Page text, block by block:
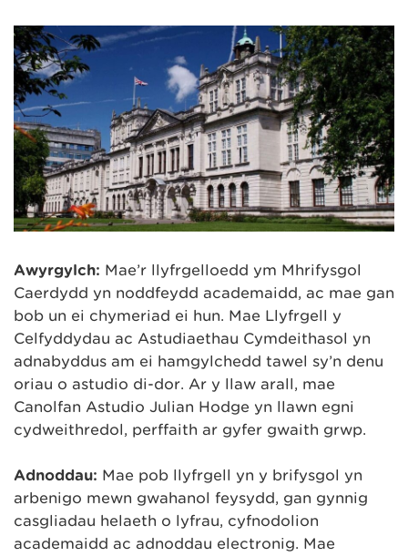
Awyrgylch: Mae’r llyfrgelloedd ym Mhrifysgol
Caerdydd yn noddfeydd academaidd, ac mae gan
bob un ei chymeriad ei hun. Mae Llyfrgell y
Celfyddydau ac Astudiaethau Cymdeithasol yn
adnabyddus am ei hamgylchedd tawel sy’n denu
oriau o astudio di-dor. Ar y llaw arall, mae
Canolfan Astudio Julian Hodge yn llawn egni
cydweithredol, perffaith ar gyfer gwaith grŵp.
Adnoddau: Mae pob llyfrgell yn y brifysgol yn
arbenigo mewn gwahanol feysydd, gan gynnig
casgliadau helaeth o lyfrau, cyfnodolion
academaidd ac adnoddau electronig. Mae